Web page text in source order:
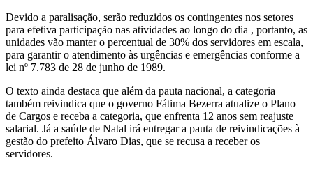
Devido a paralisação, serão reduzidos os contingentes nos setores
para efetiva participação nas atividades ao longo do dia , portanto, as
unidades vão manter o percentual de 30% dos servidores em escala,
para garantir o atendimento às urgências e emergências conforme a
lei nº 7.783 de 28 de junho de 1989.
O texto ainda destaca que além da pauta nacional, a categoria
também reivindica que o governo Fátima Bezerra atualize o Plano
de Cargos e receba a categoria, que enfrenta 12 anos sem reajuste
salarial. Já a saúde de Natal irá entregar a pauta de reivindicações à
gestão do prefeito Álvaro Dias, que se recusa a receber os
servidores.